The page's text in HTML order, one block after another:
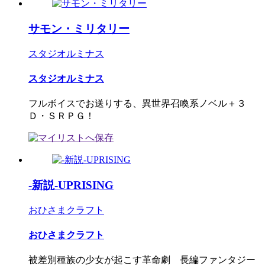
サモン・ミリタリー
スタジオルミナス
スタジオルミナス
フルボイスでお送りする、異世界召喚系ノベル＋３
Ｄ・ＳＲＰＧ！
-新説-UPRISING
おひさまクラフト
おひさまクラフト
被差別種族の少女が起こす革命劇 長編ファンタジー